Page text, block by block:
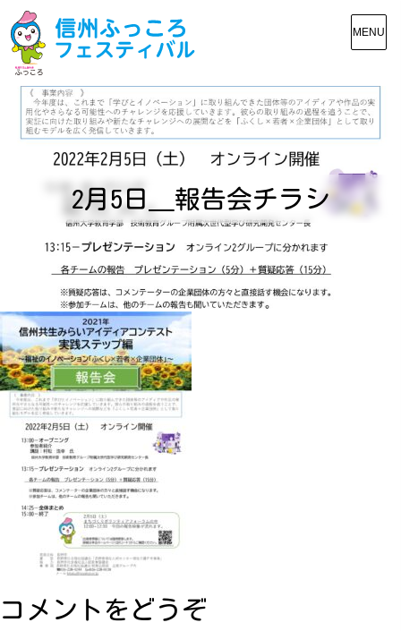
MENU
2月5日＿報告会チラシ
コメントをどうぞ